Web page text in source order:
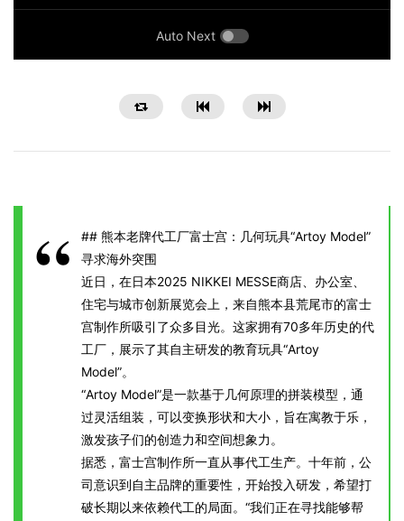
Auto Next
## 熊本老牌代工厂富士宫：几何玩具“Artoy Model”
寻求海外突围
近日，在日本2025 NIKKEI MESSE商店、办公室、
住宅与城市创新展览会上，来自熊本县荒尾市的富士
宫制作所吸引了众多目光。这家拥有70多年历史的代
工厂，展示了其自主研发的教育玩具“Artoy
Model”。
“Artoy Model”是一款基于几何原理的拼装模型，通
过灵活组装，可以变换形状和大小，旨在寓教于乐，
激发孩子们的创造力和空间想象力。
据悉，富士宫制作所一直从事代工生产。十年前，公
司意识到自主品牌的重要性，开始投入研发，希望打
破长期以来依赖代工的局面。“我们正在寻找能够帮